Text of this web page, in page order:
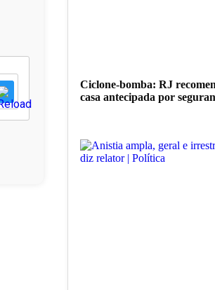
Ciclone-bomba: RJ
casa antecipada por